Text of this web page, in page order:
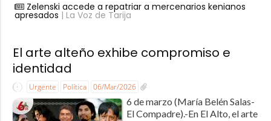
Zelenski accede a repatriar a mercenarios kenianos
apresados | La Voz de Tarija
El arte alteño exhibe compromiso e
identidad
Urgente Política 06/Mar/2026
6 de marzo (María Belén Salas-
El Compadre).-En El Alto, el arte